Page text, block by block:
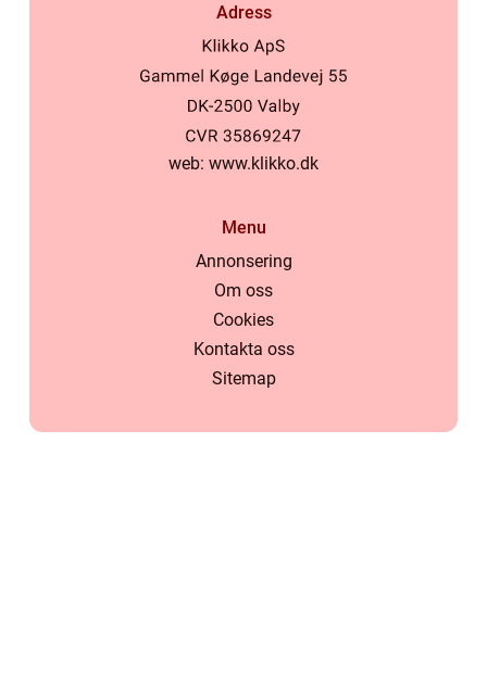
Adress
web: www.klikko.dk
Menu
Annonsering
Om oss
Cookies
Kontakta oss
Sitemap